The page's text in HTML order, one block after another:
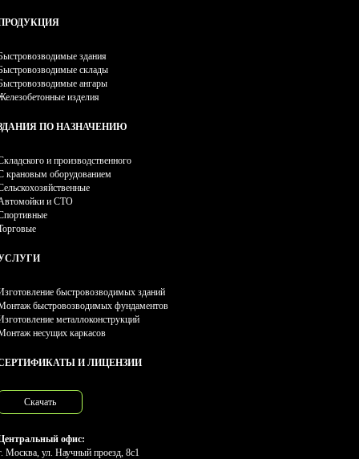
здания
склады
ангары
изделия
ПО НАЗНАЧЕНИЮ
и производственного
крановым оборудованием
и СТО
быстровозводимых зданий
быстровозводимых фундаментов
металлоконструкций
несущих каркасов
И ЛИЦЕНЗИИ
Скачать
офис:
Москва, ул. Научный проезд, 8с1